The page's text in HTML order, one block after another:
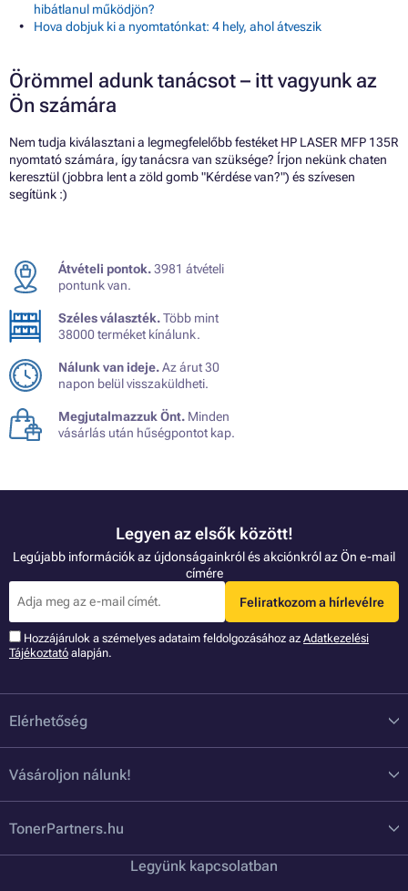
hibátlanul működjön?
Hova dobjuk ki a nyomtatónkat: 4 hely, ahol átveszik
Örömmel adunk tanácsot – itt vagyunk az
Ön számára
Nem tudja kiválasztani a legmegfelelőbb festéket HP LASER MFP 135R
nyomtató számára, így tanácsra van szüksége? Írjon nekünk chaten
keresztül (jobbra lent a zöld gomb "Kérdése van?") és szívesen
segítünk :)
Átvételi pontok.3981 átvételi
pontunk van.
Széles választék.Több mint
38000 terméket kínálunk.
Nálunk van ideje.Az árut 30
napon belül visszaküldheti.
Megjutalmazzuk Önt. Minden
vásárlás után hűségpontot kap.
Legyen az elsők között!
Legújabb információk az újdonságainkról és akciónkról az Ön e-mail
címére
Feliratkozom a hírlevélre
Hozzájárulok a szémelyes adataim feldolgozásához az Adatkezelési
Tájékoztató alapján.
Elérhetőség
Vásároljon nálunk!
TonerPartners.hu
Legyünk kapcsolatban